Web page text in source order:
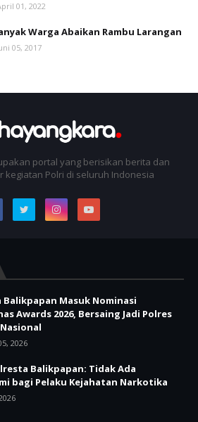
01, 2022
Warga Abaikan Rambu Larangan
05, 2017
portal yang berisikan berita dan
kegiatan Polri di seluruh Indonesia
Balikpapan Masuk Nominasi
Awards 2026, Bersaing Jadi Polres
2026
Balikpapan: Tidak Ada
bagi Pelaku Kejahatan Narkotika